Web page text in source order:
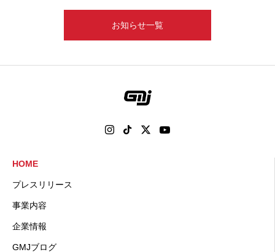
お知らせ一覧
HOME
プレスリリース
事業内容
企業情報
GMJブログ